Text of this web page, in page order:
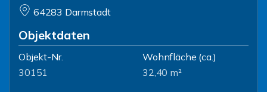
64283 Darmstadt
Objektdaten
Objekt-Nr.
30151
Wohnfläche (ca.)
32,40 m²